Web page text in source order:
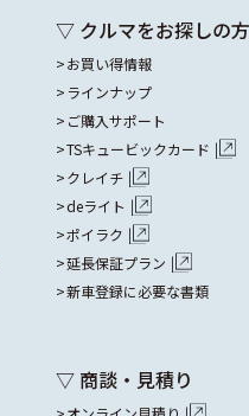
▽ クルマをお探しの方
お買い得情報
ラインナップ
ご購入サポート
TSキュービックカード
クレイチ
deライト
ポイラク
延長保証プラン
新車登録に必要な書類
▽ 商談・見積り